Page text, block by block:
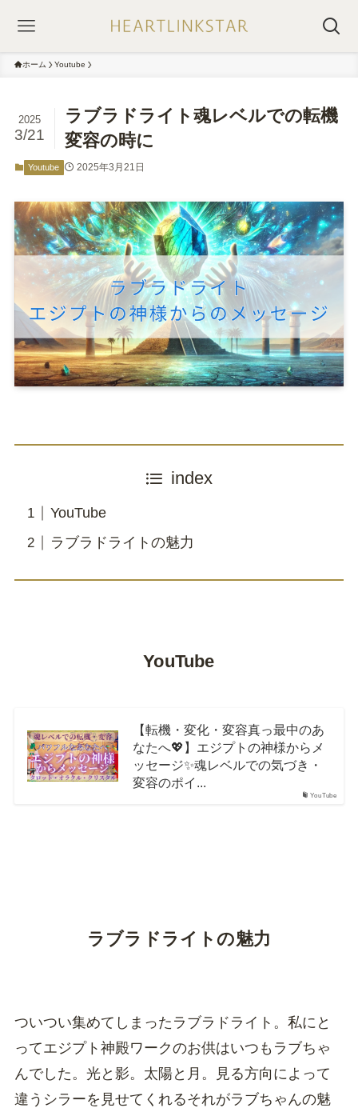
ホーム Youtube
ラブラドライト魂レベルでの転機
変容の時に
2025
3/21
Youtube 2025年3月21日
index
YouTube
ラブラドライトの魅力
YouTube
YouTube
【転機・変化・変容真っ最中のあ
なたへ💖】エジプトの神様からメ
ッセージ✨魂レベルでの気づき・
変容のポイ...
ラブラドライトの魅力
ついつい集めてしまったラブラドライト。私にと
ってエジプト神殿ワークのお供はいつもラブちゃ
んでした。光と影。太陽と月。見る方向によって
違うシラーを見せてくれるそれがラブちゃんの魅